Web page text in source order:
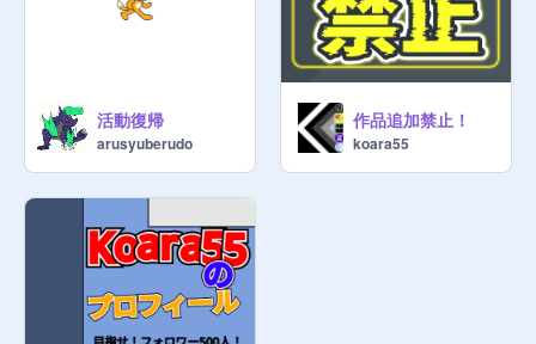
活動復帰
arusyuberudo
作品追加禁止！
koara55